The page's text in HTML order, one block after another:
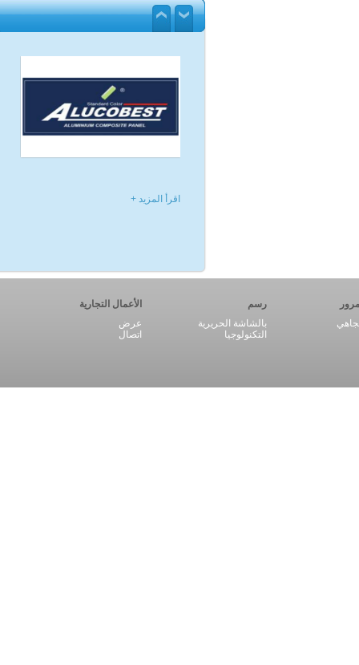
اقرأ المزيد +
اقرأ المزيد +
الأعمال التجارية
عرض
اتصال
رسم
بالشاشة الحريرية
التكنولوجيا